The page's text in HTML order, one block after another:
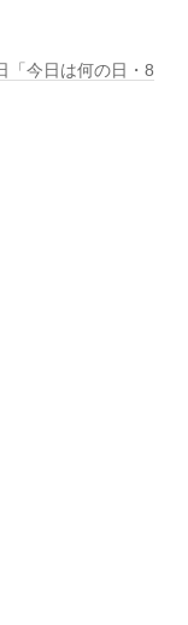
「今日は何の日・8